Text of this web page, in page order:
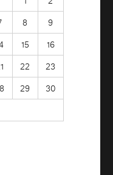
8
9
15
16
22
23
29
30